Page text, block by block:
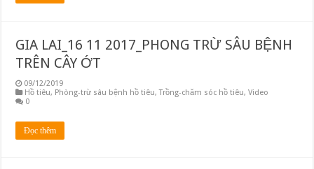
GIA LAI_16 11 2017_PHONG TRỪ SÂU BỆNH
TRÊN CÂY ỚT
09/12/2019
Hồ tiêu, Phòng-trừ sâu bệnh hồ tiêu,Trồng-chăm sóc hồ tiêu,Video
0
Đọc thêm